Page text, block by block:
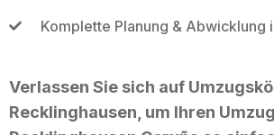
Komplette Planung & Abwicklung
Verlassen Sie sich auf
Recklinghausen, um Ihren Umzug